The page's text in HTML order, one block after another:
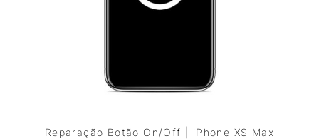
Reparação Botão On/Off | iPhone XS Max